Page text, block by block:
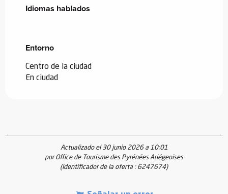
Idiomas hablados
Idiomas hablados
Entorno
Entorno
Centro de la ciudad
En ciudad
Actualizado el 30 junio 2026 a 10:01
por Office de Tourisme des Pyrénées Ariégeoises
(Identificador de la oferta : 6247674)